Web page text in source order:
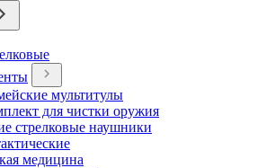
мультитулы
для чистки оружия
стрелковые наушники
медицина